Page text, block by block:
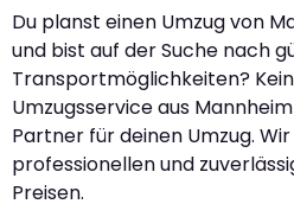
Du planst einen Umzug von
und bist auf der Suche nach
Transportmöglichkeiten?
Umzugsservice aus
Partner für deinen Umzug.
professionellen und
Preisen.